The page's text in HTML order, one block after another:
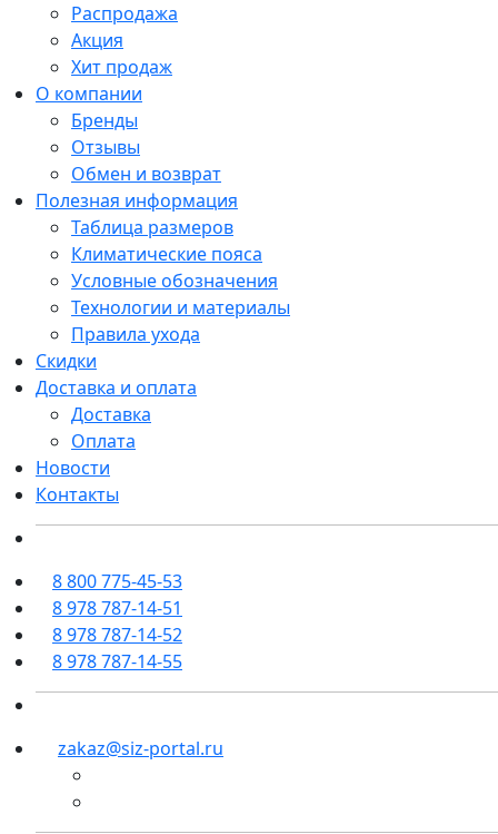
Распродажа
Акция
Хит продаж
О компании
Бренды
Отзывы
Обмен и возврат
Полезная информация
Таблица размеров
Климатические пояса
Условные обозначения
Технологии и материалы
Правила ухода
Скидки
Доставка и оплата
Доставка
Оплата
Новости
Контакты
8 800 775-45-53
8 978 787-14-51
8 978 787-14-52
8 978 787-14-55
zakaz@siz-portal.ru